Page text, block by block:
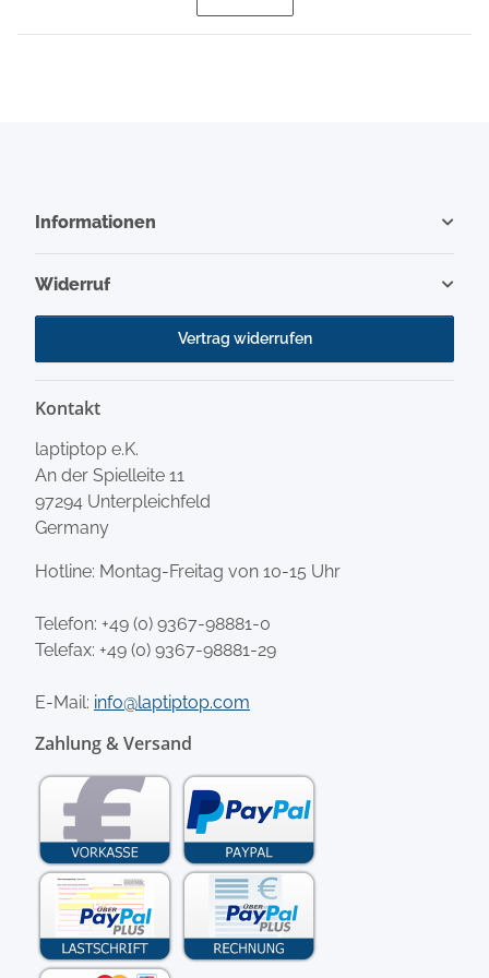
Informationen
Widerruf
Vertrag widerrufen
Kontakt
laptiptop e.K.
An der Spielleite 11
97294 Unterpleichfeld
Germany
Hotline: Montag-Freitag von 10-15 Uhr
Telefon: +49 (0) 9367-98881-0
Telefax: +49 (0) 9367-98881-29
E-Mail: info@laptiptop.com
Zahlung & Versand